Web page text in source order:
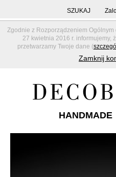
Zgodnie z Rozporządzeniem
27 kwietnia 2016 r. informujemy,
przetwarzamy Twoje dane (
Zamknij
SZUKAJ
HANDMADE